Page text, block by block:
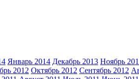
Январь 2014 Декабрь 2013 Ноябрь
2012 Октябрь 2012 Сентябрь 2012